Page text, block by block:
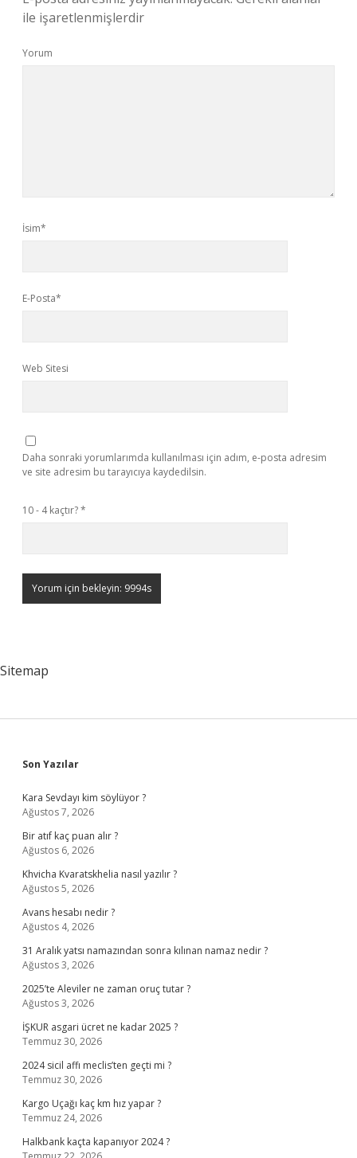
ile işaretlenmişlerdir
Yorum
İsim*
E-Posta*
Web Sitesi
Daha sonraki yorumlarımda kullanılması için adım, e-posta adresim
ve site adresim bu tarayıcıya kaydedilsin.
10 - 4 kaçtır?*
Sitemap
Sidebar
Son Yazılar
Kara Sevdayı kim söylüyor ?
Ağustos 7, 2026
Bir atıf kaç puan alır ?
Ağustos 6, 2026
Khvicha Kvaratskhelia nasıl yazılır ?
Ağustos 5, 2026
Avans hesabı nedir ?
Ağustos 4, 2026
31 Aralık yatsı namazından sonra kılınan namaz nedir ?
Ağustos 3, 2026
2025’te Aleviler ne zaman oruç tutar ?
Ağustos 3, 2026
İŞKUR asgari ücret ne kadar 2025 ?
Temmuz 30, 2026
2024 sicil affı meclis’ten geçti mi ?
Temmuz 30, 2026
Kargo Uçağı kaç km hız yapar ?
Temmuz 24, 2026
Halkbank kaçta kapanıyor 2024 ?